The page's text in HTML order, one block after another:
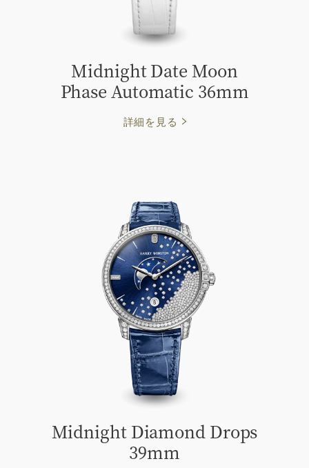
Midnight Date Moon
Phase Automatic 36mm
詳細を見る
Midnight Diamond Drops
39mm